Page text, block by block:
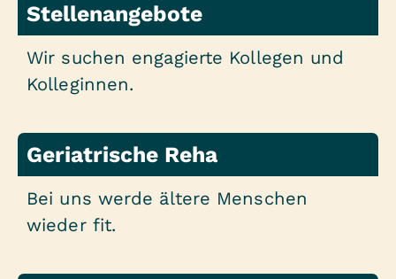
Stellenangebote
Wir suchen engagierte Kollegen und
Kolleginnen.
Geriatrische Reha
Bei uns werde ältere Menschen
wieder fit.